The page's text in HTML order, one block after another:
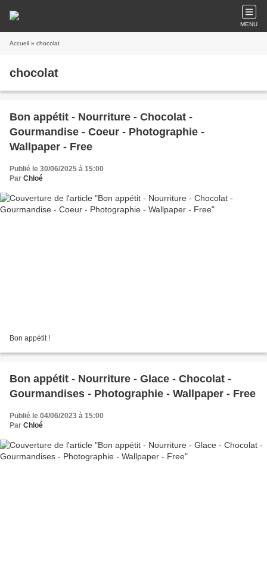
MENU
Accueil » chocolat
chocolat
Bon appétit - Nourriture - Chocolat -
Gourmandise - Coeur - Photographie -
Wallpaper - Free
Publié le 30/06/2025 à 15:00
Par Chloé
Bon appétit !
Bon appétit - Nourriture - Glace - Chocolat -
Gourmandises - Photographie - Wallpaper - Free
Publié le 04/06/2023 à 15:00
Par Chloé